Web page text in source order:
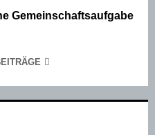
Gemeinschaftsaufgabe